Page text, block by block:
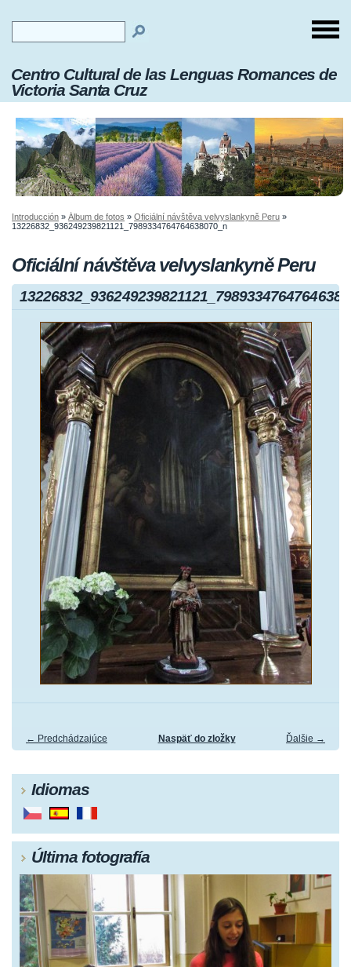
Centro Cultural de las Lenguas Romances de
Victoria Santa Cruz
Introducción » Álbum de fotos » Oficiální návštěva velvyslankyně Peru »
13226832_936249239821121_7989334764764638070_n
Oficiální návštěva velvyslankyně Peru
← Predchádzajúce Ďalšie →
Naspäť do zložky
Idiomas
Última fotografía